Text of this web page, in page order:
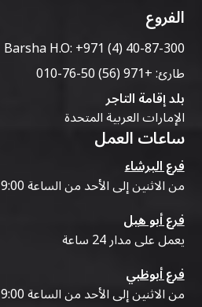
الفروع
Barsha H.O:+971 (4) 40-87-300
طارئ:+971 (56) 50-76-010
بلد إقامة التاجر
الإمارات العربية المتحدة
ساعات العمل
فرع البرشاء
من الاثنين إلى الأحد من الساعة 9:00 صباحًا حتى 07:00 مساءً
فرع أبو هيل
يعمل على مدار 24 ساعة
فرع أبوظبي
من الاثنين إلى الأحد من الساعة 9:00 صباحًا حتى 07:00 مساءً